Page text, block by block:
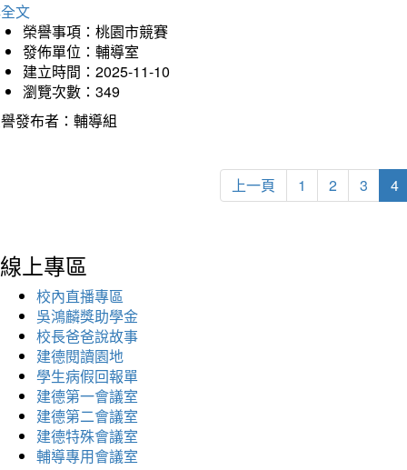
文
榮譽事項：桃園市競賽
發佈單位：輔導室
建立時間：2025-11-10
瀏覽次數：349
發布者：輔導組
上一頁 1 2 3 4
線上專區
校內直播專區
吳鴻麟獎助學金
校長爸爸說故事
建德閱讀園地
學生病假回報單
建德第一會議室
建德第二會議室
建德特殊會議室
輔導專用會議室